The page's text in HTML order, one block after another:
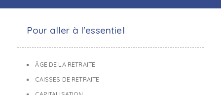
Pour aller à l'essentiel
ÂGE DE LA RETRAITE
CAISSES DE RETRAITE